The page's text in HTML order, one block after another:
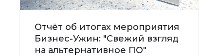
Отчёт об итогах мероприятия
Бизнес-Ужин: "Свежий взгляд
на альтернативное ПО"